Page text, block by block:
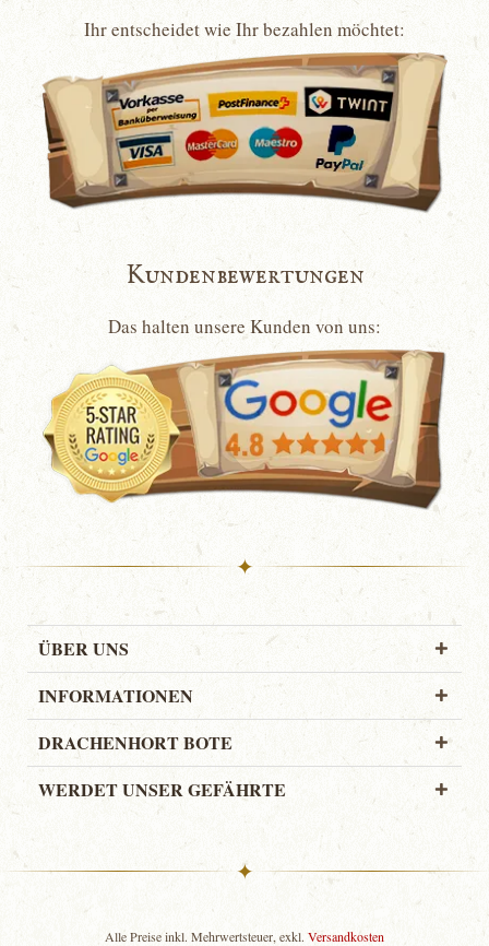
Ihr entscheidet wie Ihr bezahlen möchtet:
Kundenbewertungen
Das halten unsere Kunden von uns:
✦
ÜBER UNS
INFORMATIONEN
DRACHENHORT BOTE
WERDET UNSER GEFÄHRTE
✦
Alle Preise inkl. Mehrwertsteuer, exkl. Versandkosten